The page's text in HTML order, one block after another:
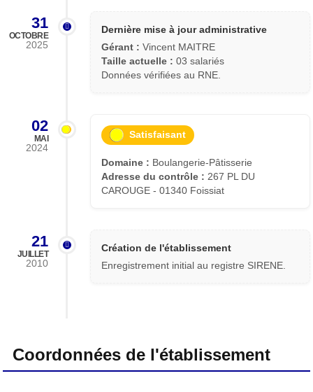
31
OCTOBRE
2025
Dernière mise à jour administrative
Gérant : Vincent MAITRE
Taille actuelle : 03 salariés
Données vérifiées au RNE.
02
MAI
2024
Satisfaisant
Domaine : Boulangerie-Pâtisserie
Adresse du contrôle : 267 PL DU
CAROUGE - 01340 Foissiat
21
JUILLET
2010
Création de l'établissement
Enregistrement initial au registre SIRENE.
Coordonnées de l'établissement